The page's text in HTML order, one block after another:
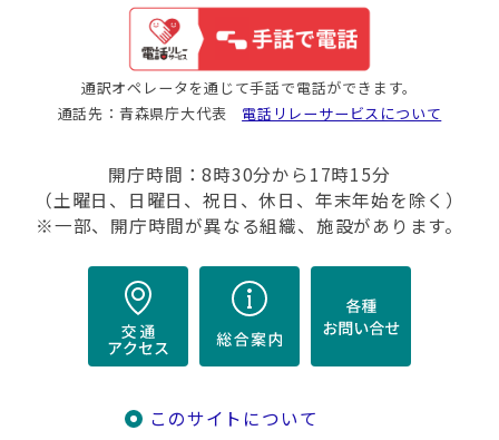
通訳オペレータを通じて手話で電話ができます。
通話先：青森県庁大代表 電話リレーサービスについて
開庁時間：8時30分から17時15分
（土曜日、日曜日、祝日、休日、年末年始を除く）
※一部、開庁時間が異なる組織、施設があります。
このサイトについて